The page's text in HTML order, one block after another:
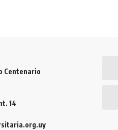
Centenario
14